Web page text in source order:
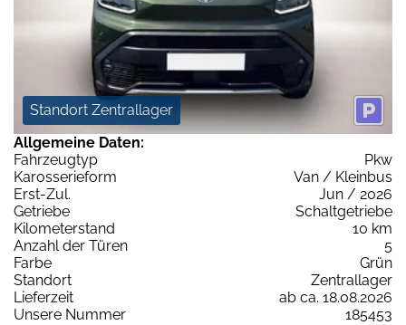
Standort Zentrallager
Allgemeine Daten:
Fahrzeugtyp
Pkw
Karosserieform
Van / Kleinbus
Erst-Zul.
Jun / 2026
Getriebe
Schaltgetriebe
Kilometerstand
10 km
Anzahl der Türen
5
Farbe
Grün
Standort
Zentrallager
Lieferzeit
ab ca. 18.08.2026
Unsere Nummer
185453